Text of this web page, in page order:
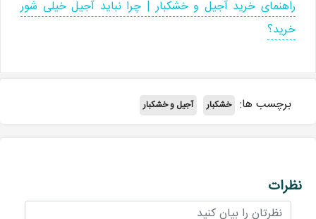
راهنمای خرید آجیل و خشکبار | چرا نباید آجیل خیلی شور
خرید؟
برچسب ها: خشکبار آجیل و خشکبار
نظرات